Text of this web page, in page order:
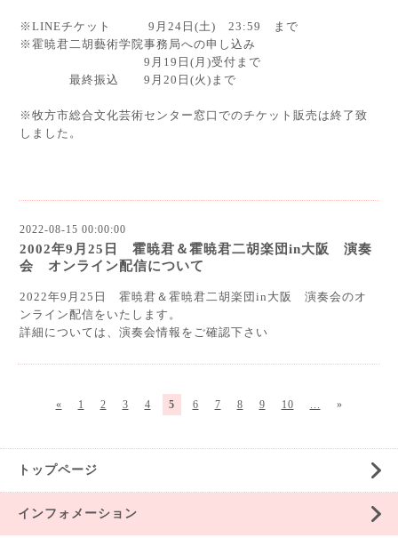
※LINEチケット 9月24日(土) 23:59 まで
※霍暁君二胡藝術学院事務局への申し込み
9月19日(月)受付まで
最終振込 9月20日(火)まで
※牧方市総合文化芸術センター窓口でのチケット販売は終了致
しました。
2022-08-15 00:00:00
2002年9月25日 霍暁君＆霍暁君二胡楽団in大阪 演奏
会 オンライン配信について
2022年9月25日 霍暁君＆霍暁君二胡楽団in大阪 演奏会のオ
ンライン配信をいたします。
詳細については、演奏会情報をご確認下さい
« 1 2 3 4 5 6 7 8 9 10 ... »
トップページ
インフォメーション